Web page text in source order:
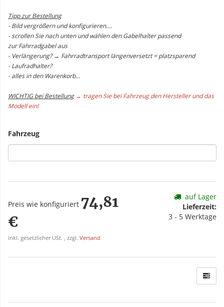
Tipp zur Bestellung
- Bild vergrößern und konfigurieren....
- scrollen Sie nach unten und wählen den Gabelhalter passend
zur Fahrradgabel aus
- Verlängerung? → Fahrradtransport längenversetzt = platzsparend
- Laufradhalter?
- alles in den Warenkorb...
WICHTIG bei Bestellung → tragen Sie bei Fahrzeug den Hersteller und das
Modell ein!
Fahrzeug
Preis wie konfiguriert 74,81
€
inkl. gesetzlicher USt. , zzgl. Versand
auf Lager
Lieferzeit:
3 - 5 Werktage